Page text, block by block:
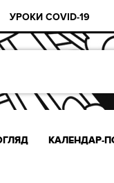
УРОКИ COVID-19
КАЛЕНДАР-